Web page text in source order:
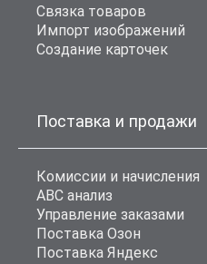
Связка товаров
Импорт изображений
Создание карточек
Поставка и продажи
Комиссии и начисления
ABC анализ
Управление заказами
Поставка Озон
Поставка Яндекс